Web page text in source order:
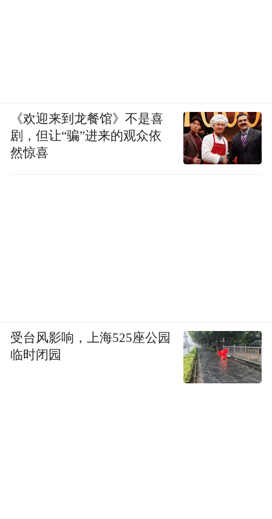
《欢迎来到龙餐馆》不是喜
剧，但让“骗”进来的观众依
然惊喜
受台风影响，上海525座公园
临时闭园